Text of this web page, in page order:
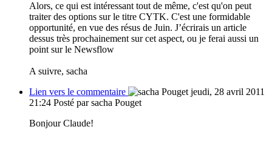
Alors, ce qui est intéressant tout de même, c'est qu'on peut
traiter des options sur le titre CYTK. C'est une formidable
opportunité, en vue des résus de Juin. J’écrirais un article
dessus très prochainement sur cet aspect, ou je ferai aussi un
point sur le Newsflow
A suivre, sacha
Lien vers le commentaire
jeudi, 28 avril 2011
21:24 Posté par sacha Pouget
Bonjour Claude!